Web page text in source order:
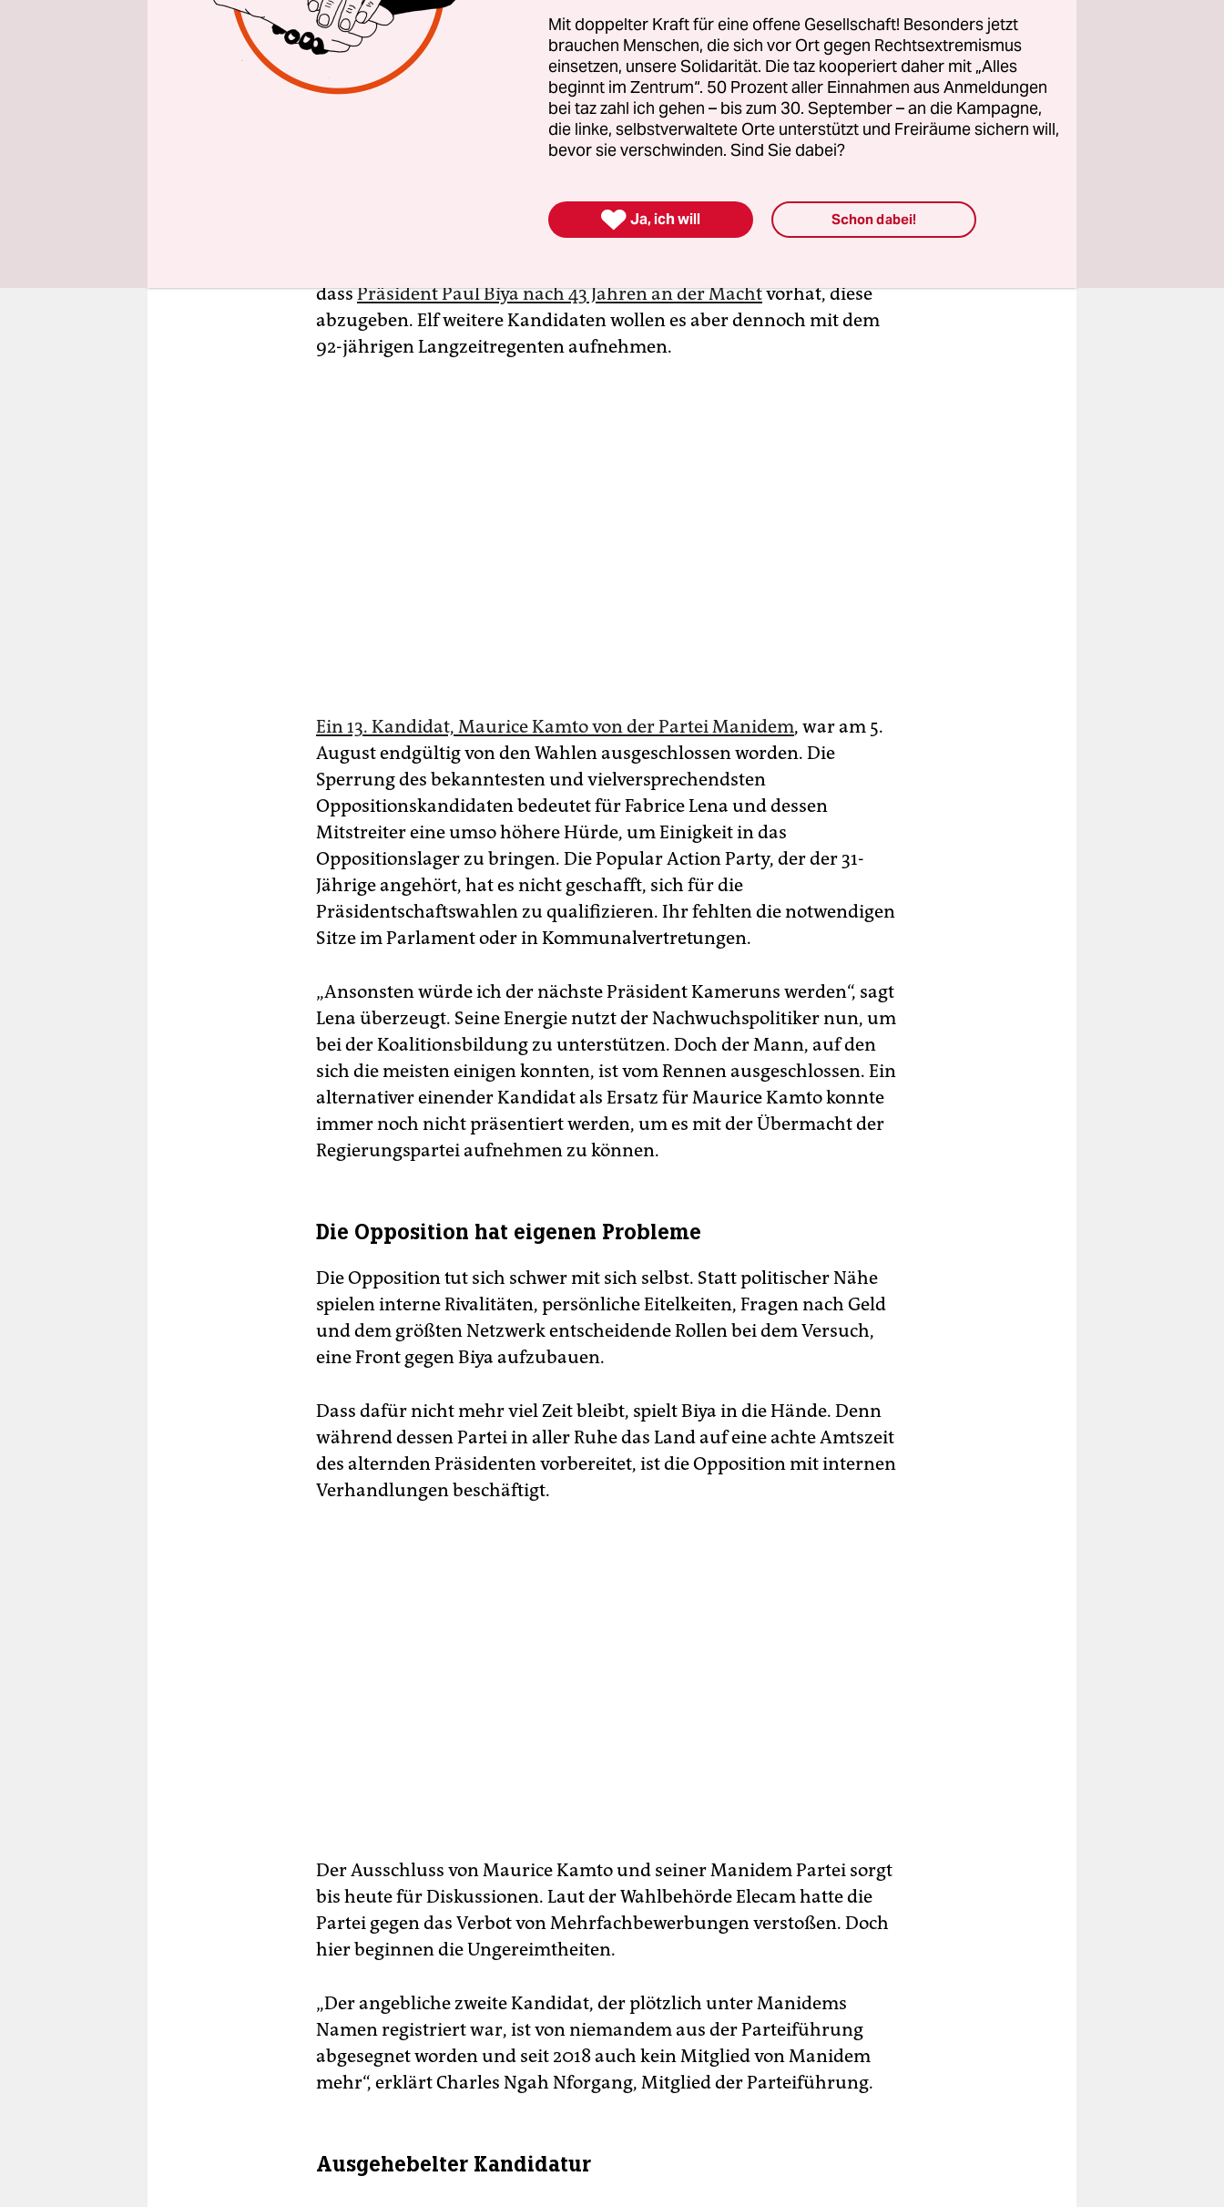
Fabrice Lena zückt einen Kugelschreiber und fängt an, Prozentzahlen
und Namen in verschiedenen Konstellationen auf ein Blatt Papier zu
schreiben. „Die Mathematik des Gewinnens“, nennt er seine Auflistung
und schreibt dick eine große Sieben auf das Blatt. Mehrfach umkreist
der Politiker der Popular Action Party die Zahl und sagt: „Wir brauchen
mindestens sieben Parteien aus dem Opposi­tionslager, um bei der
Am 12. Oktober wird in Kamerun ein Präsident gewählt. Ob dieser
dassPräsident Paul Biya nach 43 Jahren an der Machtvorhat, diese
abzugeben. Elf weitere Kandidaten wollen es aber dennoch mit dem
92-jährigen Langzeitregenten aufnehmen.
Ein 13. Kandidat, Maurice Kamto von der Partei Manidem, war am 5.
August endgültig von den Wahlen ausgeschlossen worden. Die
Sperrung des bekanntesten und vielversprechendsten
Oppositionskandidaten bedeutet für Fabrice Lena und dessen
Mitstreiter eine umso höhere Hürde, um Einigkeit in das
Oppositionslager zu bringen. Die Popular Action Party, der der 31-
Jährige angehört, hat es nicht geschafft, sich für die
Präsidentschaftswahlen zu qualifizieren. Ihr fehlten die notwendigen
Sitze im Parlament oder in Kommunalvertretungen.
„Ansonsten würde ich der nächste Präsident Kameruns werden“, sagt
Lena überzeugt. Seine Energie nutzt der Nachwuchspolitiker nun, um
bei der Koalitionsbildung zu unterstützen. Doch der Mann, auf den
sich die meisten einigen konnten, ist vom Rennen ausgeschlossen. Ein
alternativer einender Kandidat als Ersatz für Maurice Kamto konnte
immer noch nicht präsentiert werden, um es mit der Übermacht der
Regierungspartei aufnehmen zu können.
Die Opposition hat eigenen Probleme
Die Opposition tut sich schwer mit sich selbst. Statt politischer Nähe
spielen interne Rivalitäten, persönliche Eitelkeiten, Fragen nach Geld
und dem größten Netzwerk entscheidende Rollen bei dem Versuch,
eine Front gegen Biya aufzubauen.
Dass dafür nicht mehr viel Zeit bleibt, spielt Biya in die Hände. Denn
während dessen Partei in aller Ruhe das Land auf eine achte Amtszeit
des alternden Präsidenten vorbereitet, ist die Opposition mit internen
Verhandlungen beschäftigt.
Der Ausschluss von Maurice Kamto und seiner Manidem Partei sorgt
bis heute für Diskussionen. Laut der Wahlbehörde Elecam hatte die
Partei gegen das Verbot von Mehrfachbewerbungen verstoßen. Doch
hier beginnen die Ungereimtheiten.
„Der angebliche zweite Kandidat, der plötzlich unter Manidems
Namen registriert war, ist von niemandem aus der Parteiführung
abgesegnet worden und seit 2018 auch kein Mitglied von Manidem
mehr“, erklärt Charles Ngah Nforgang, Mitglied der Parteiführung.
Ausgehebelter Kandidatur
Mit doppelter Kraft für eine offene Gesellschaft! Besonders jetzt
brauchen Menschen, die sich vor Ort gegen Rechtsextremismus
einsetzen, unsere Solidarität. Die taz kooperiert daher mit „Alles
beginnt im Zentrum“. 50 Prozent aller Einnahmen aus Anmeldungen
bei taz zahl ich gehen – bis zum 30. September – an die Kampagne,
die linke, selbstverwaltete Orte unterstützt und Freiräume sichern will,
bevor sie verschwinden. Sind Sie dabei?
 Ja, ich will Schon dabei!